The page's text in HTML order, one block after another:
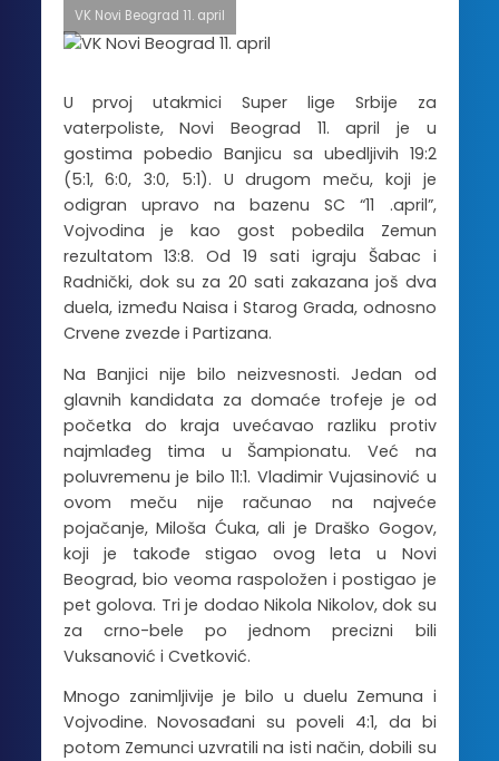
VK Novi Beograd 11. april
U prvoj utakmici Super lige Srbije za
vaterpoliste, Novi Beograd 11. april je u
gostima pobedio Banjicu sa ubedljivih 19:2
(5:1, 6:0, 3:0, 5:1). U drugom meču, koji je
odigran upravo na bazenu SC “11 .april”,
Vojvodina je kao gost pobedila Zemun
rezultatom 13:8. Od 19 sati igraju Šabac i
Radnički, dok su za 20 sati zakazana još dva
duela, između Naisa i Starog Grada, odnosno
Crvene zvezde i Partizana.
Na Banjici nije bilo neizvesnosti. Jedan od
glavnih kandidata za domaće trofeje je od
početka do kraja uvećavao razliku protiv
najmlađeg tima u Šampionatu. Već na
poluvremenu je bilo 11:1. Vladimir Vujasinović u
ovom meču nije računao na najveće
pojačanje, Miloša Ćuka, ali je Draško Gogov,
koji je takođe stigao ovog leta u Novi
Beograd, bio veoma raspoložen i postigao je
pet golova. Tri je dodao Nikola Nikolov, dok su
za crno-bele po jednom precizni bili
Vuksanović i Cvetković.
Mnogo zanimljivije je bilo u duelu Zemuna i
Vojvodine. Novosađani su poveli 4:1, da bi
potom Zemunci uzvratili na isti način, dobili su